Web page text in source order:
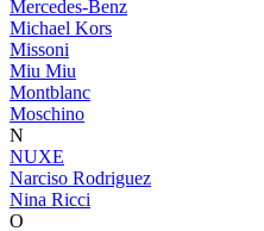
Mercedes-Benz
Michael Kors
Missoni
Miu Miu
Montblanc
Moschino
N
NUXE
Narciso Rodriguez
Nina Ricci
O